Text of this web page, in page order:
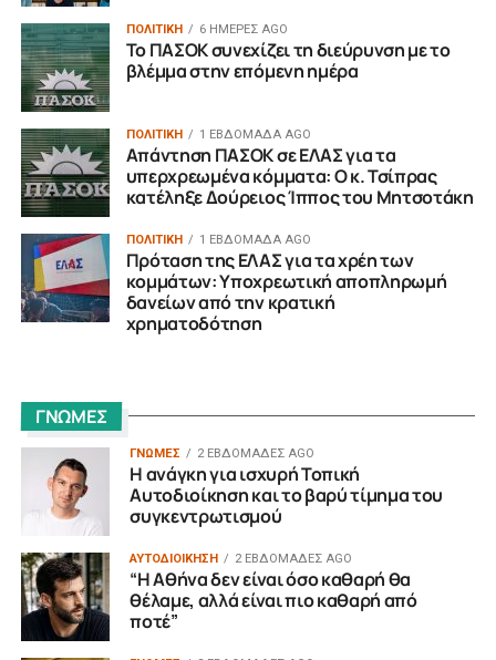
ΠΟΛΙΤΙΚΗ 6 ΗΜΈΡΕΣ AGO
Το ΠΑΣΟΚ συνεχίζει τη διεύρυνση με το
βλέμμα στην επόμενη ημέρα
ΠΟΛΙΤΙΚΗ 1 ΕΒΔΟΜΆΔΑ AGO
Απάντηση ΠΑΣΟΚ σε ΕΛΑΣ για τα
υπερχρεωμένα κόμματα: Ο κ. Τσίπρας
κατέληξε Δούρειος Ίππος του Μητσοτάκη
ΠΟΛΙΤΙΚΗ 1 ΕΒΔΟΜΆΔΑ AGO
Πρόταση της ΕΛΑΣ για τα χρέη των
κομμάτων: Υποχρεωτική αποπληρωμή
δανείων από την κρατική
χρηματοδότηση
ΓΝΩΜΕΣ
ΓΝΩΜΕΣ 2 ΕΒΔΟΜΆΔΕΣ AGO
Η ανάγκη για ισχυρή Τοπική
Αυτοδιοίκηση και το βαρύ τίμημα του
συγκεντρωτισμού
ΑΥΤΟΔΙΟΙΚΗΣΗ 2 ΕΒΔΟΜΆΔΕΣ AGO
“H Αθήνα δεν είναι όσο καθαρή θα
θέλαμε, αλλά είναι πιο καθαρή από
ποτέ”